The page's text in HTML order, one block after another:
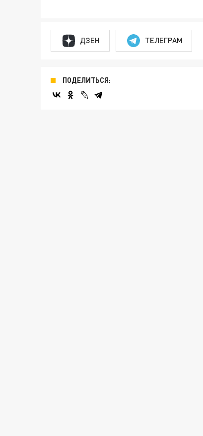
ДЗЕН ТЕЛЕГРАМ
ПОДЕЛИТЬСЯ: